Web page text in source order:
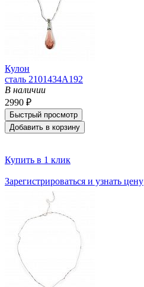
Кулон
сталь 2101434A192
В наличии
2990 ₽
Быстрый просмотр
Добавить в корзину
Купить в 1 клик
Зарегистрироваться и узнать цену